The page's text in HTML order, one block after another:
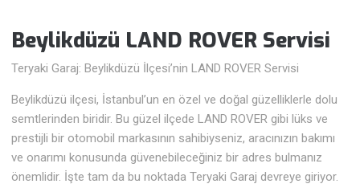
Beylikdüzü LAND ROVER Servisi
Teryaki Garaj: Beylikdüzü İlçesi’nin LAND ROVER Servisi
Beylikdüzü ilçesi, İstanbul’un en özel ve doğal güzelliklerle dolu
semtlerinden biridir. Bu güzel ilçede LAND ROVER gibi lüks ve
prestijli bir otomobil markasının sahibiyseniz, aracınızın bakımı
ve onarımı konusunda güvenebileceğiniz bir adres bulmanız
önemlidir. İşte tam da bu noktada Teryaki Garaj devreye giriyor.